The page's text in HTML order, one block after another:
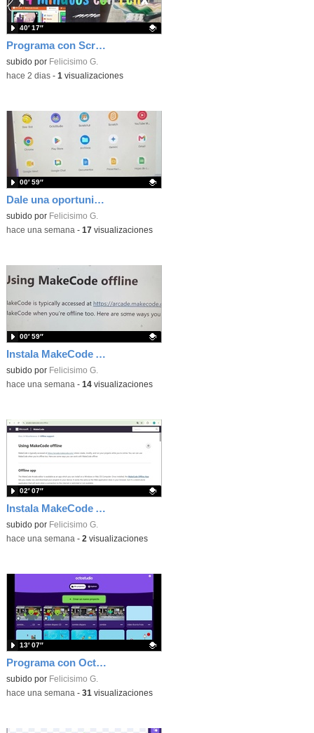
Programa con Scratch juegos con los partidos del mundial 2026 ganados por España
Contenido educativo.
subido por Felicisimo G.
40′ 17″
-hace 2 dias- 1 visualizaciones
Dale una oportunidad a los Chromebooks y utiliza un proyector para realizar talleres si no tienes pantallas táctiles
Contenido educativo.
subido por Felicisimo G.
00′ 59″
-hace una semana - 17 visualizaciones
Instala MakeCode Arcade para trabajar offline en tu tablet, ordenador, Chromebook
Contenido educativo.
subido por Felicisimo G.
00′ 59″
-hace una semana - 14visualizaciones
Instala MakeCode Arcade offline para programar grandes juegos sin necesidad de Internet
Contenido educativo.
subido por Felicisimo G.
02′ 07″
-hace una semana - 2 visualizaciones
Programa con OctoStudio, un juego de disparos contra Zombies con un cargador basado en el House of the dead
Contenido educativo.
subido por Felicisimo G.
13′ 07″
-hace una semana - 31 visualizaciones